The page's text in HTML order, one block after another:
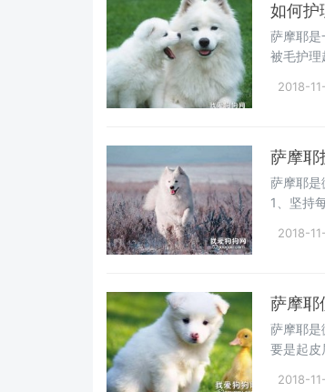
如何护
萨摩耶是
被毛护理
2018-
萨摩耶
萨摩耶是
1、坚持
2018-
萨摩耶
萨摩耶是
要是起皮
2018-